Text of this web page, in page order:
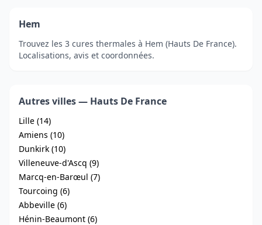
Hem
Trouvez les 3 cures thermales à Hem (Hauts De France).
Localisations, avis et coordonnées.
Autres villes — Hauts De France
Lille (14)
Amiens (10)
Dunkirk (10)
Villeneuve-d'Ascq (9)
Marcq-en-Barœul (7)
Tourcoing (6)
Abbeville (6)
Hénin-Beaumont (6)